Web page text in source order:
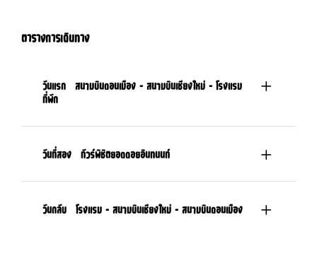
ตารางการเดินทาง
วันแรก
สนามบินดอนเมือง - สนามบินเชียงใหม่ - โรงแรม
ที่พัก
วันที่สอง ทัวร์พิชิตยอดดอยอินทนนท์
วันกลับ โรงแรม - สนามบินเชียงใหม่ - สนามบินดอนเมือง